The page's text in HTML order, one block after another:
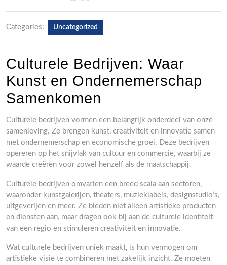
Categories: Uncategorized
Culturele Bedrijven: Waar
Kunst en Ondernemerschap
Samenkomen
Culturele bedrijven vormen een belangrijk onderdeel van onze
samenleving. Ze brengen kunst, creativiteit en innovatie samen
met ondernemerschap en economische groei. Deze bedrijven
opereren op het snijvlak van cultuur en commercie, waarbij ze
waarde creëren voor zowel henzelf als de maatschappij.
Culturele bedrijven omvatten een breed scala aan sectoren,
waaronder kunstgalerijen, theaters, muzieklabels, designstudio’s,
uitgeverijen en meer. Ze bieden niet alleen artistieke producten
en diensten aan, maar dragen ook bij aan de culturele identiteit
van een regio en stimuleren creativiteit en innovatie.
Wat culturele bedrijven uniek maakt, is hun vermogen om
artistieke visie te combineren met zakelijk inzicht. Ze moeten